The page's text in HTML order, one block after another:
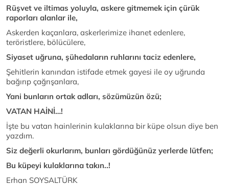
Rüşvet ve iltimas yoluyla, askere gitmemek için çürük
raporları alanlar ile,
Askerden kaçanlara, askerlerimize ihanet edenlere,
teröristlere, bölücülere,
Siyaset uğruna, şühedaların ruhlarını taciz edenlere,
Şehitlerin kanından istifade etmek gayesi ile oy uğrunda
bağırıp çağrışanlara,
Yani bunların ortak adları, sözümüzün özü;
VATAN HAİNİ…!
İşte bu vatan hainlerinin kulaklarına bir küpe olsun diye ben
yazdım.
Siz değerli okurlarım, bunları gördüğünüz yerlerde lütfen;
Bu küpeyi kulaklarına takın..!
Erhan SOYSALTÜRK